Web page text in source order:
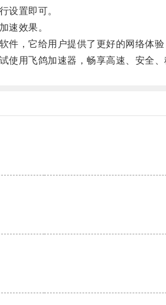
设置即可。
速效果。
，它给用户提供了更好的网络体验
用飞鸽加速器，畅享高速、安全、